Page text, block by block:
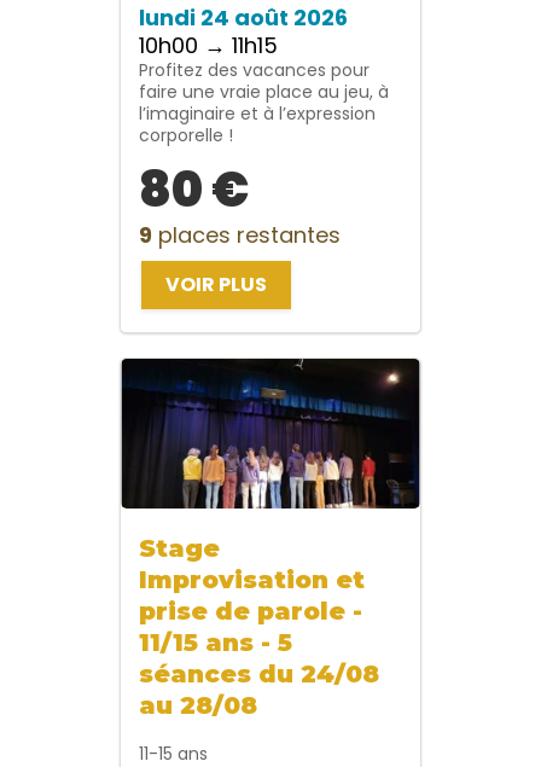
lundi 24 août 2026
10h00 → 11h15
Profitez des vacances pour
faire une vraie place au jeu, à
l’imaginaire et à l’expression
corporelle !
80 €
9 places restantes
VOIR PLUS
Stage
Improvisation et
prise de parole -
11/15 ans - 5
séances du 24/08
au 28/08
11-15 ans